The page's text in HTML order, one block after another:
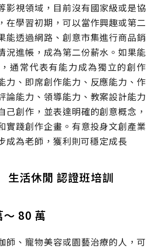
影視領域，目前沒有國家級或是協
在學習初期，可以當作興趣或第二
能透過網路、創意市集進行商品銷
況進帳，成為第二份薪水。如果能
通常代表有能力成為獨立的創作
力、即席創作能力、反應能力、作
論能力、領導能力、教案設計能力
己創作，並表達明確的創意概念，
實踐創作企畫。有意投身文創產業
成為老師，獲利則可穩定成長
生活休閒 認證班培訓
80 萬
師、寵物美容或園藝治療的人，可